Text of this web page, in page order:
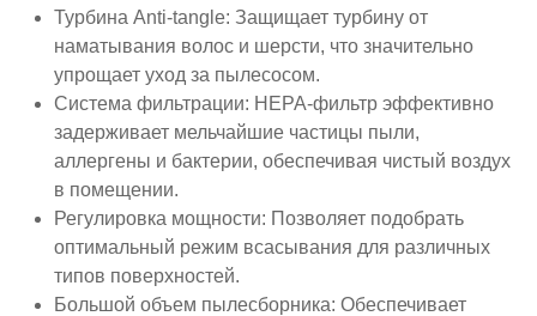
Турбина Anti-tangle: Защищает турбину от
наматывания волос и шерсти, что значительно
упрощает уход за пылесосом.
Система фильтрации: HEPA-фильтр эффективно
задерживает мельчайшие частицы пыли,
аллергены и бактерии, обеспечивая чистый воздух
в помещении.
Регулировка мощности: Позволяет подобрать
оптимальный режим всасывания для различных
типов поверхностей.
Большой объем пылесборника: Обеспечивает